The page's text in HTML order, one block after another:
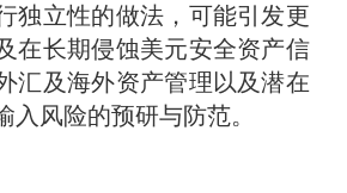
独立性的做法，可能引发更
在长期侵蚀美元安全资产信
汇及海外资产管理以及潜在
入风险的预研与防范。